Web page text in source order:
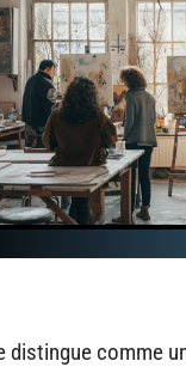
distingue comme